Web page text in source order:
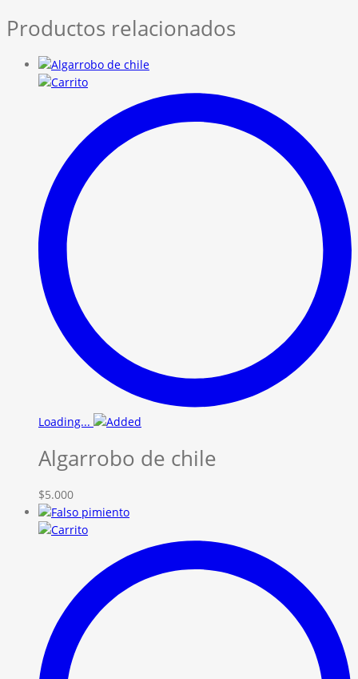
Productos relacionados
Loading...
Algarrobo de chile
$5.000